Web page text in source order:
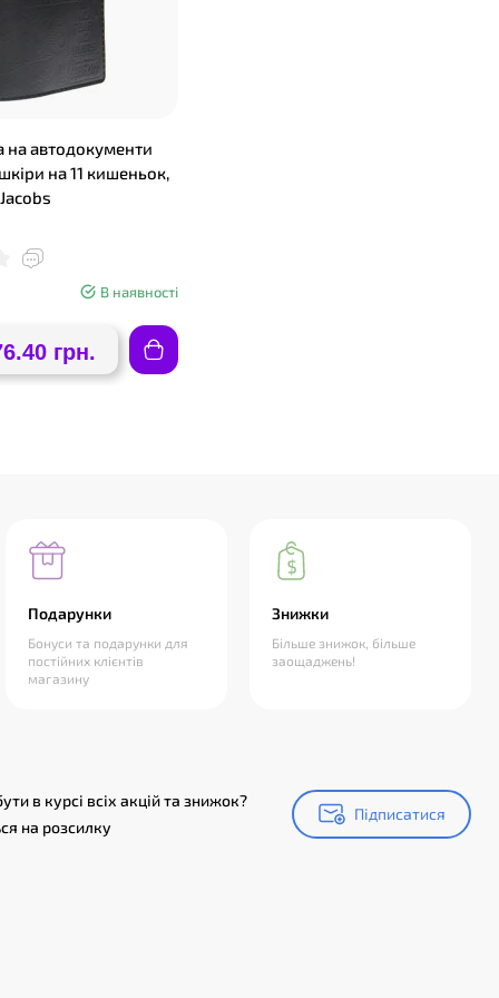
на автодокументи
на 11 кишеньок,
В наявності
грн.
Подарунки
Бонуси та подарунки для
постійних клієнтів
магазину
Знижки
Більше знижок, більше
заощаджень!
в курсі всіх акцій та знижок?
на розсилку
Підписатися
Підписатися